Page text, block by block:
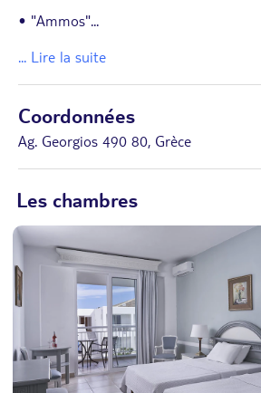
• "Ammos"...
... Lire la suite
Coordonnées
Ag. Georgios 490 80, Grèce
Les chambres